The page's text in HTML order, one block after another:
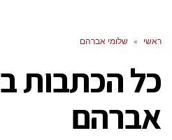
ראשי » שלומי אברהם
כל הכתבות ב
אברהם